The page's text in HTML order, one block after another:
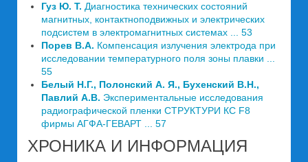
Гуз Ю. Т. Диагностика технических состояний
магнитных, контактноподвижных и электрических
подсистем в электромагнитных системах ... 53
Порев В.А. Компенсация излучения электрода при
исследовании температурного поля зоны плавки ...
55
Белый Н.Г., Полонский А. Я., Бухенский В.Н.,
Павлий А.В. Экспериментальные исследования
радиографической пленки СТРУКТУРИ КС F8
фирмы АГФА-ГЕВАРТ ... 57
ХРОНИКА И ИНФОРМАЦИЯ